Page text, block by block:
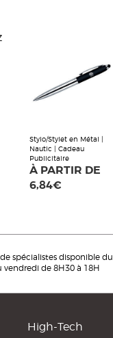
Stylo/Stylet en Métal |
Nautic | Cadeau
Publicitaire
À PARTIR DE
6,84€
spécialistes disponible du
vendredi de 8H30 à 18H
High-Tech